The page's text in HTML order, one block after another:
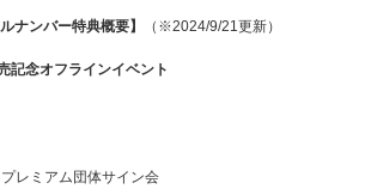
ナンバー特典概要】 （※2024/9/21更新）
記念オフラインイベント
プレミアム団体サイン会